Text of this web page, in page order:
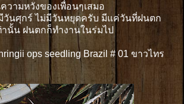
วามหวังของเพื่อนๆเสมอ
วันศุกร์ ไม่มีวันหยุดครับ มีแค่วันที่ฝนตก
นั้น ฝนตกก็ทำงานในร่มไป
ops seedling Brazil # 01 ขาวไทร